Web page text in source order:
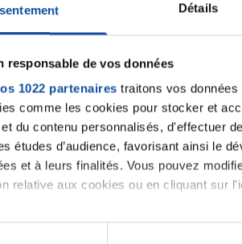
Détails
responsable de vos données
1022 partenaires traitons vos
comme les cookies pour stocker et
du contenu personnalisés, d'effectuer
études d’audience, favorisant ainsi le
et à leurs finalités. Vous pouvez
relative aux cookies ou en cliquant sur
permettez, nous aimerions également :
soutiensLa